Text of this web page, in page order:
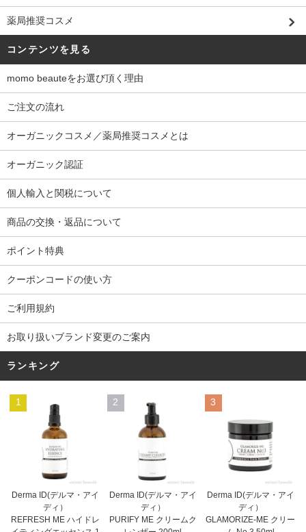
薬局推奨コスメ
コンテンツを見る
momo beauteをお選び頂く理由
ご注文の流れ
オーガニックコスメ／薬局推奨コスメとは
オーガニック認証
個人輸入と関税について
商品の交換・返品について
ポイント特典
クーポンコードの使い方
ご利用規約
お取り扱いブランド変更のご案内
ランキング
1
Derma ID(デルマ・アイ
ディ）
REFRESH ME ハイドレ
2
Derma ID(デルマ・アイ
ディ）
PURIFY ME クリームク
3
Derma ID(デルマ・アイ
ディ）
GLAMORIZE-ME クリー